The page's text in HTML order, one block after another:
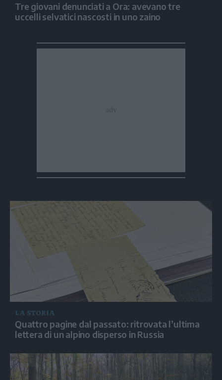
Tre giovani denunciati a Ora: avevano tre
uccelli selvatici nascosti in uno zaino
LA STORIA
Quattro pagine dal passato: ritrovata l’ultima
lettera di un alpino disperso in Russia